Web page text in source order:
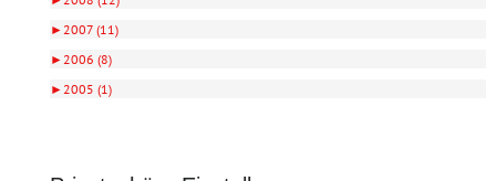
►2007 (11)
►2006 (8)
►2005 (1)